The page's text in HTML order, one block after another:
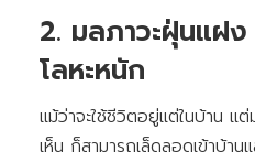
2. มลภาวะฝุ่นแฝ
โลหะหนัก
แม้ว่าจะใช้ชีวิตอยู่แต่ในบ้าน แ
เห็น ก็สามารถเล็ดลอดเข้าบ้าน